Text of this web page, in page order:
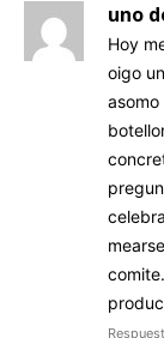
uno
Hoy
oigo